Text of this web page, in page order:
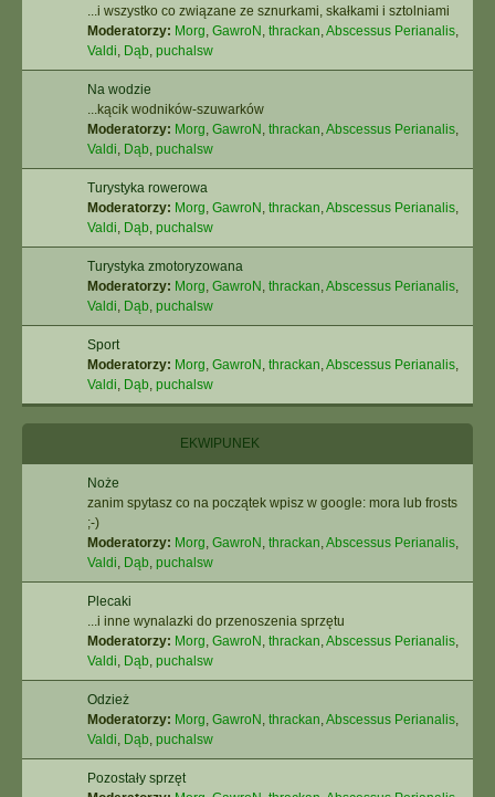
...i wszystko co związane ze sznurkami, skałkami i sztolniami
Moderatorzy: Morg, GawroN , thrackan,Abscessus Perianalis,
Valdi, Dąb, puchalsw
Na wodzie
...kącik wodników-szuwarków
Moderatorzy: Morg, GawroN , thrackan,Abscessus Perianalis,
Valdi, Dąb, puchalsw
Turystyka rowerowa
Moderatorzy: Morg, GawroN , thrackan,Abscessus Perianalis,
Valdi, Dąb, puchalsw
Turystyka zmotoryzowana
Moderatorzy: Morg, GawroN , thrackan,Abscessus Perianalis,
Valdi, Dąb, puchalsw
Sport
Moderatorzy: Morg, GawroN , thrackan,Abscessus Perianalis,
Valdi, Dąb, puchalsw
EKWIPUNEK
Noże
zanim spytasz co na początek wpisz w google: mora lub frosts
;-)
Moderatorzy: Morg, GawroN , thrackan,Abscessus Perianalis,
Valdi, Dąb, puchalsw
Plecaki
...i inne wynalazki do przenoszenia sprzętu
Moderatorzy: Morg, GawroN , thrackan,Abscessus Perianalis,
Valdi, Dąb, puchalsw
Odzież
Moderatorzy: Morg, GawroN , thrackan,Abscessus Perianalis,
Valdi, Dąb, puchalsw
Pozostały sprzęt